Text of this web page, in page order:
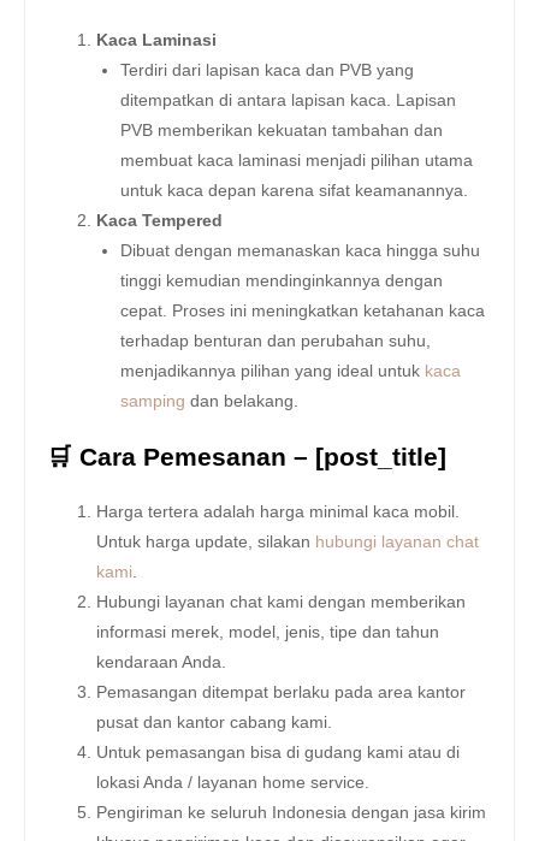
Kaca Laminasi
Terdiri dari lapisan kaca dan PVB yang
ditempatkan di antara lapisan kaca. Lapisan
PVB memberikan kekuatan tambahan dan
membuat kaca laminasi menjadi pilihan utama
untuk kaca depan karena sifat keamanannya.
Kaca Tempered
Dibuat dengan memanaskan kaca hingga suhu
tinggi kemudian mendinginkannya dengan
cepat. Proses ini meningkatkan ketahanan kaca
terhadap benturan dan perubahan suhu,
menjadikannya pilihan yang ideal untuk kaca
samping dan belakang.
🛒 Cara Pemesanan – [post_title]
Harga tertera adalah harga minimal kaca mobil.
Untuk harga update, silakan hubungi layanan chat
kami
Hubungi layanan chat kami dengan memberikan
informasi merek, model, jenis, tipe dan tahun
kendaraan Anda.
Pemasangan ditempat berlaku pada area kantor
pusat dan kantor cabang kami.
Untuk pemasangan bisa di gudang kami atau di
lokasi Anda / layanan home service.
Pengiriman ke seluruh Indonesia dengan jasa kirim